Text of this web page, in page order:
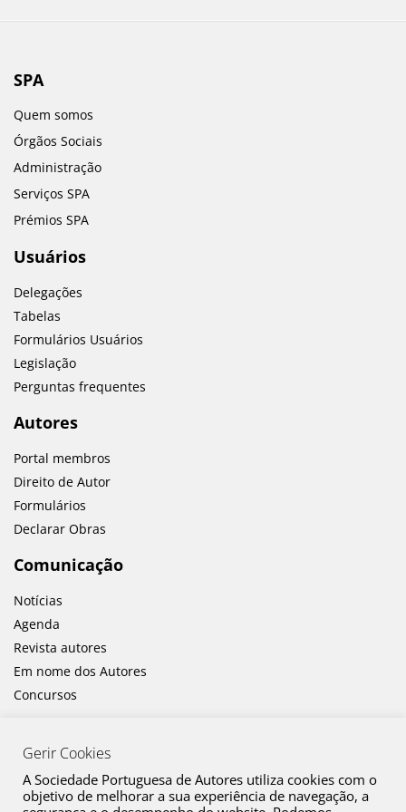
SPA
Quem somos
Órgãos Sociais
Administração
Serviços SPA
Prémios SPA
Usuários
Delegações
Tabelas
Formulários Usuários
Legislação
Perguntas frequentes
Autores
Portal membros
Direito de Autor
Formulários
Declarar Obras
Comunicação
Notícias
Agenda
Revista autores
Em nome dos Autores
Concursos
Gerir Cookies
A Sociedade Portuguesa de Autores utiliza cookies com o
objetivo de melhorar a sua experiência de navegação, a